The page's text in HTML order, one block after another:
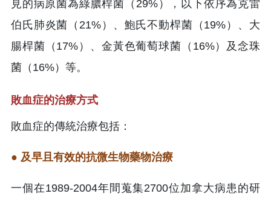
見的病原菌為綠膿桿菌（29%），以下依序為克雷
伯氏肺炎菌（21%）、鮑氏不動桿菌（19%）、大
腸桿菌（17%）、金黃色葡萄球菌（16%）及念珠
菌（16%）等。
敗血症的治療方式
敗血症的傳統治療包括：
● 及早且有效的抗微生物藥物治療
一個在1989-2004年間蒐集2700位加拿大病患的研